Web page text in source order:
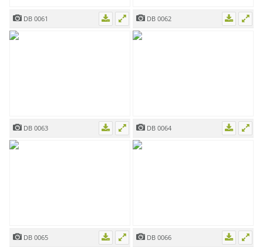
DB 0061 DB 0062
DB 0063 DB 0064
DB 0065 DB 0066